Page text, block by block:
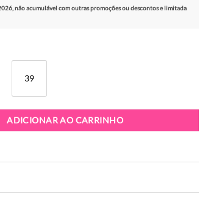
não acumulável com outras promoções ou descontos e limitada
39
ADICIONAR AO CARRINHO